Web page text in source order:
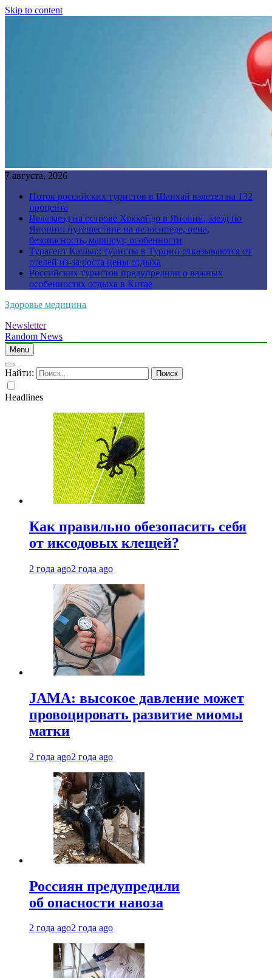
Skip to content
7 августа, 2026
Поток российских туристов в Шанхай взлетел на 132
процента
Велозаезд на острове Хоккайдо в Японии, заезд по
Японии: путешествие на велосипеде, цена,
безопасность, маршрут, особенности
Турагент Кашыр: туристы в Турции отказываются от
отелей из-за роста цены отдыха
Российских туристов предупредили о важных
особенностях отдыха в Китае
Здоровье медицина
Newsletter
Random News
Menu
Найти:
Headlines
Как правильно обезопасить себя
от иксодовых клещей?
2 года ago2 года ago
JAMA: высокое давление может
провоцировать развитие миомы
матки
2 года ago2 года ago
Россиян предупредили
об опасности навоза
2 года ago2 года ago